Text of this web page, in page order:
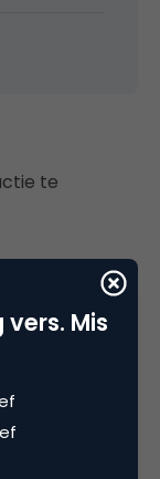
te
–
Mis